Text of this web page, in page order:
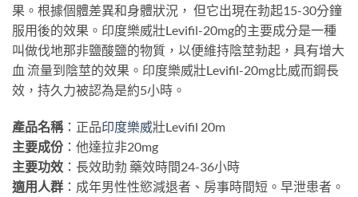
果。根據個體差異和身體狀況， 但它出現在勃起15-30分鐘
服用後的效果。印度樂威壯Levifil-20mg的主要成分是一種
叫做伐地那非鹽酸鹽的物質，以便維持陰莖勃起，具有增大
血 流量到陰莖的效果。印度樂威壯Levifil-20mg比威而鋼長
效，持久力被認為是約5小時。
產品名稱：正品印度樂威壯Levifil 20m
主要成份 ：他達拉非20mg
主要功效 ：長效助勃 藥效時間24-36小時
適用人群 ：成年男性性慾減退者、房事時間短。早泄患者。